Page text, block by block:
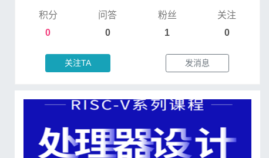
积分
0
问答
0
粉丝
1
关注
0
关注TA 发消息